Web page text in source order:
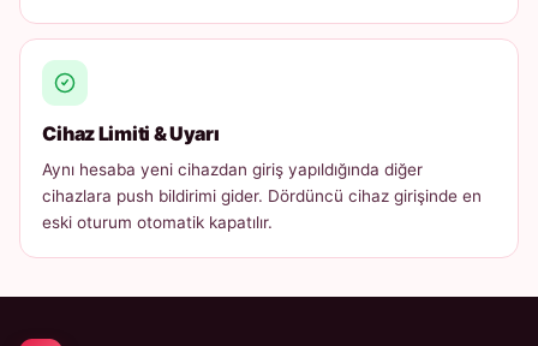
Cihaz Limiti & Uyarı
Aynı hesaba yeni cihazdan giriş yapıldığında diğer
cihazlara push bildirimi gider. Dördüncü cihaz girişinde en
eski oturum otomatik kapatılır.